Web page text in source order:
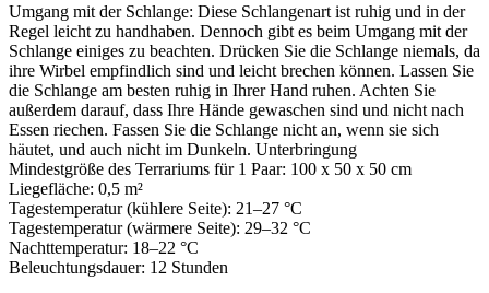
Umgang mit der Schlange: Diese Schlangenart ist ruhig und in der
Regel leicht zu handhaben. Dennoch gibt es beim Umgang mit der
Schlange einiges zu beachten. Drücken Sie die Schlange niemals, da
ihre Wirbel empfindlich sind und leicht brechen können. Lassen Sie
die Schlange am besten ruhig in Ihrer Hand ruhen. Achten Sie
außerdem darauf, dass Ihre Hände gewaschen sind und nicht nach
Essen riechen. Fassen Sie die Schlange nicht an, wenn sie sich
häutet, und auch nicht im Dunkeln. Unterbringung
Mindestgröße des Terrariums für 1 Paar: 100 x 50 x 50 cm
Liegefläche: 0,5 m²
Tagestemperatur (kühlere Seite): 21–27 °C
Tagestemperatur (wärmere Seite): 29–32 °C
Nachttemperatur: 18–22 °C
Beleuchtungsdauer: 12 Stunden